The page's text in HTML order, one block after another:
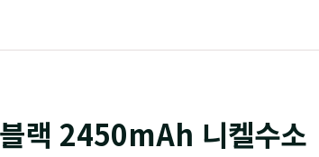
랙 2450mAh 니켈수소